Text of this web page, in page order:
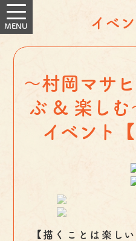
イベ
〜村岡マサ
ぶ & 楽しむ
イベント
【描くことは楽し